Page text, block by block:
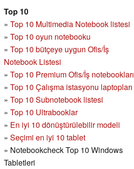
Top 10
» Top 10 Multimedia Notebook listesi
» Top 10 oyun notebooku
» Top 10 bütçeye uygun Ofis/İş
Notebook Listesi
» Top 10 Premium Ofis/İş notebookları
» Top 10 Çalışma istasyonu laptopları
» Top 10 Subnotebook listesi
» Top 10 Ultrabooklar
» En iyi 10 dönüştürülebilir modeli
» Seçimi en iyi 10 tablet
» Notebookcheck Top 10 Windows
Tabletleri